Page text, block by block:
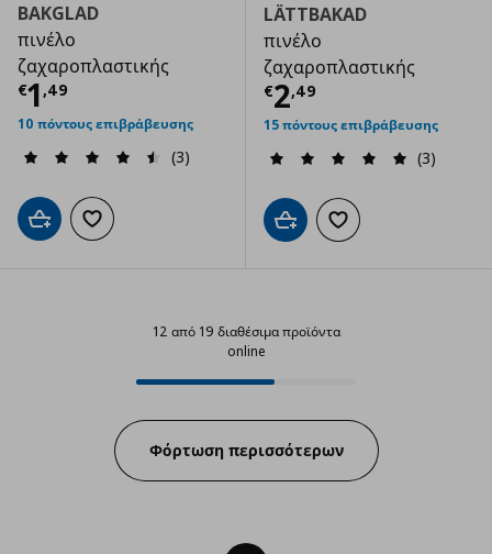
BAKGLAD
πινέλο
ζαχαροπλαστικής
€1 ,49
Τρέχουσα τιμή € 1,49
10 πόντους επιβράβευσης
(3)
Προσθήκη στο καλάθι
Προσθήκη στα αγαπημένα
LÄTTBAKAD
πινέλο
ζαχαροπλαστικής
€2,49
Τρέχουσα
15 πόντους επιβράβευσης
(3)
Προσθήκη στο καλάθι
Προσθήκη στα
12 από 19 διαθέσιμα προϊόντα
online
12 από 19 διαθέσιμα προϊόντα
Progress:
Φόρτωση περισσότερων